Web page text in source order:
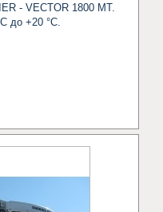
- VECTOR 1800 MT.
до +20 °C.